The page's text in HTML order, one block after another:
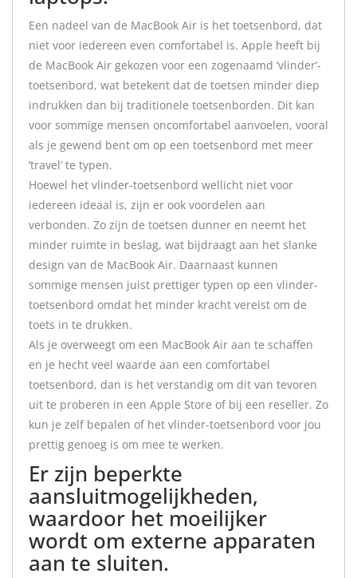
Een nadeel van de MacBook Air is het toetsenbord, dat
niet voor iedereen even comfortabel is. Apple heeft bij
de MacBook Air gekozen voor een zogenaamd ‘vlinder’-
toetsenbord, wat betekent dat de toetsen minder diep
indrukken dan bij traditionele toetsenborden. Dit kan
voor sommige mensen oncomfortabel aanvoelen, vooral
als je gewend bent om op een toetsenbord met meer
’travel’ te typen.
Hoewel het vlinder-toetsenbord wellicht niet voor
iedereen ideaal is, zijn er ook voordelen aan
verbonden. Zo zijn de toetsen dunner en neemt het
minder ruimte in beslag, wat bijdraagt aan het slanke
design van de MacBook Air. Daarnaast kunnen
sommige mensen juist prettiger typen op een vlinder-
toetsenbord omdat het minder kracht vereist om de
toets in te drukken.
Als je overweegt om een MacBook Air aan te schaffen
en je hecht veel waarde aan een comfortabel
toetsenbord, dan is het verstandig om dit van tevoren
uit te proberen in een Apple Store of bij een reseller. Zo
kun je zelf bepalen of het vlinder-toetsenbord voor jou
prettig genoeg is om mee te werken.
Er zijn beperkte
aansluitmogelijkheden,
waardoor het moeilijker
wordt om externe apparaten
aan te sluiten.